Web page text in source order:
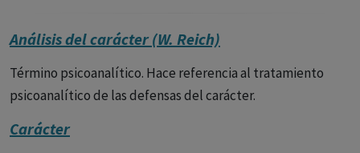
Análisis del carácter (W. Reich)
Término psicoanalítico. Hace referencia al tratamiento
psicoanalítico de las defensas del carácter.
Carácter